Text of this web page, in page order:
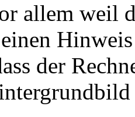
allem weil
der